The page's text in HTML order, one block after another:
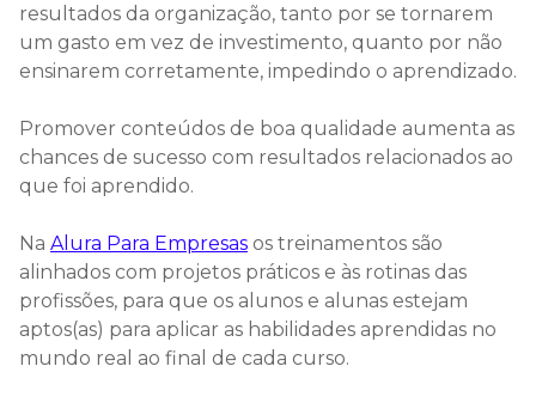
resultados da organização, tanto por se tornarem
um gasto em vez de investimento, quanto por não
ensinarem corretamente, impedindo o aprendizado.
Promover conteúdos de boa qualidade aumenta as
chances de sucesso com resultados relacionados ao
que foi aprendido.
Na Alura Para Empresas os treinamentos são
alinhados com projetos práticos e às rotinas das
profissões, para que os alunos e alunas estejam
aptos(as) para aplicar as habilidades aprendidas no
mundo real ao final de cada curso.